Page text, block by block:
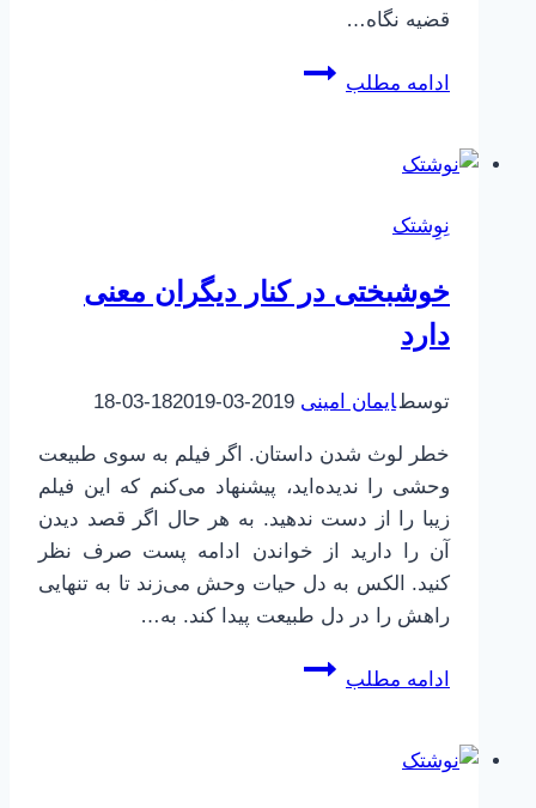
قضیه نگاه…
ادامه مطلب
مالکیت
نِوِشتک
خوشبختی در کنار دیگران معنی
دارد
توسطایمان امینی 2019-03-18
2019-03-18
خطر لوث شدن داستان. اگر فیلم به سوی طبیعت
وحشی را ندیده‌اید، پیشنهاد می‌کنم که این فیلم
زیبا را از دست ندهید. به هر حال اگر قصد دیدن
آن را دارید از خواندن ادامه پست صرف نظر
کنید. الکس به دل حیات وحش می‌زند تا به تنهایی
راهش را در دل طبیعت پیدا کند. به…
ادامه مطلب
خوشبختی